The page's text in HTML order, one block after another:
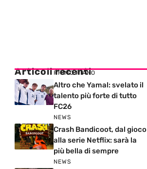
Articoli recenti
PRIMO PIANO
Altro che Yamal: svelato il
talento più forte di tutto
FC26
NEWS
Crash Bandicoot, dal gioco
alla serie Netflix: sarà la
più bella di sempre
NEWS